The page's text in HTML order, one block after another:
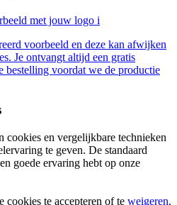
met jouw logo i
voorbeeld en deze kan afwijken
Je ontvangt altijd een gratis
voordat we de productie
en vergelijkbare technieken
te geven. De standaard
goede ervaring hebt op onze
te accepteren of te weigeren.